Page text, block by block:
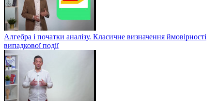
Алгебра і початки аналізу. Класичне визначення ймовірності
випадкової події